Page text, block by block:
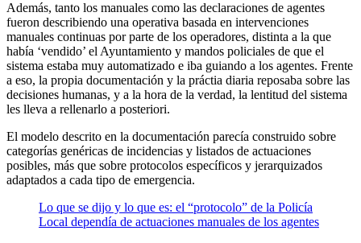
Además, tanto los manuales como las declaraciones de agentes
fueron describiendo una operativa basada en intervenciones
manuales continuas por parte de los operadores, distinta a la que
había ‘vendido’ el Ayuntamiento y mandos policiales de que el
sistema estaba muy automatizado e iba guiando a los agentes. Frente
a eso, la propia documentación y la práctia diaria reposaba sobre las
decisiones humanas, y a la hora de la verdad, la lentitud del sistema
les lleva a rellenarlo a posteriori.
El modelo descrito en la documentación parecía construido sobre
categorías genéricas de incidencias y listados de actuaciones
posibles, más que sobre protocolos específicos y jerarquizados
adaptados a cada tipo de emergencia.
Lo que se dijo y lo que es: el “protocolo” de la Policía
Local dependía de actuaciones manuales de los agentes